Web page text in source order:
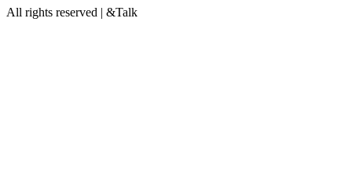
All rights reserved | &Talk